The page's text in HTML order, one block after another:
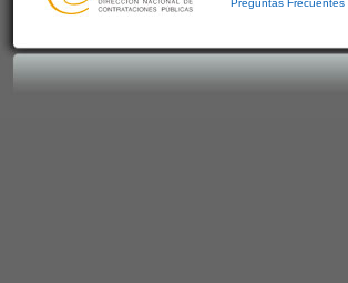
Preguntas Frecuentes